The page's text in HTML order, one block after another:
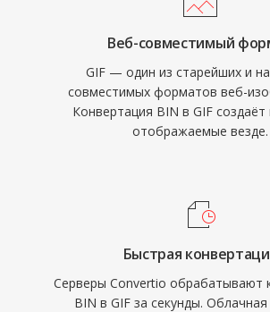
Веб-совместимый
GIF — один из старейших и
совместимых форматов веб-
Конвертация BIN в GIF создаёт
отображаемые везде.
Быстрая
Серверы Convertio обрабатывают
BIN в GIF за секунды.